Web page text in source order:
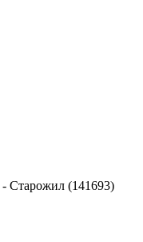
- Старожил (141693)